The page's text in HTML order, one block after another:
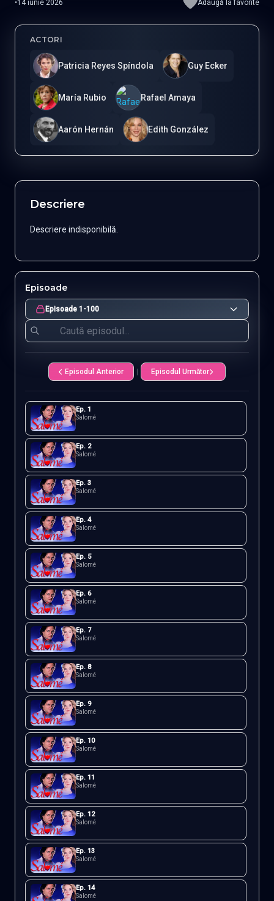
•14 iunie 2026 Adaugă la favorite
ACTORI
Patricia Reyes Spíndola Guy Ecker
María Rubio Rafael Amaya
Aarón Hernán Edith González
Episoade
Episoade 1-100
Episodul Anterior | Episodul Următor
Ep. 1
Salomé
Ep. 2
Salomé
Ep. 3
Salomé
Ep. 4
Salomé
Ep. 5
Salomé
Ep. 6
Salomé
Ep. 7
Salomé
Ep. 8
Salomé
Ep. 9
Salomé
Ep. 10
Salomé
Ep. 11
Salomé
Ep. 12
Salomé
Ep. 13
Salomé
Ep. 14
Salomé
Descriere
Descriere indisponibilă.